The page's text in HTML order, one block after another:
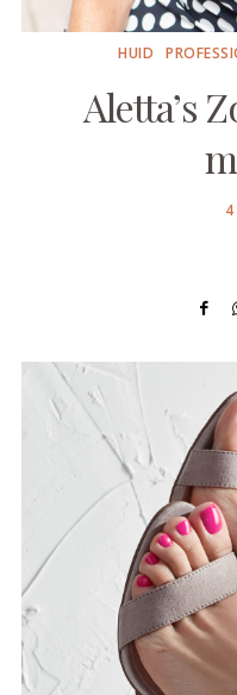
HUID
Aletta’s